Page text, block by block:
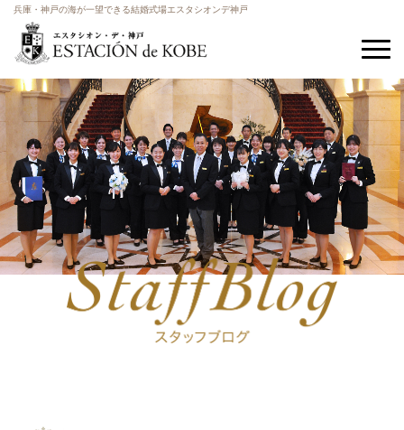
兵庫・神戸の海が一望できる結婚式場エスタシオンデ神戸